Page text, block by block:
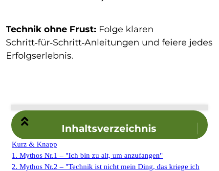
Technik ohne Frust: Folge klaren
Schritt‑für‑Schritt‑Anleitungen und feiere jedes
Erfolgserlebnis.
Inhaltsverzeichnis
Kurz & Knapp
1. Mythos Nr.1 – "Ich bin zu alt, um anzufangen"
2. Mythos Nr.2 – "Technik ist nicht mein Ding, das kriege ich